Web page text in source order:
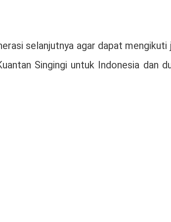
selanjutnya agar dapat mengikuti
Singingi untuk Indonesia dan